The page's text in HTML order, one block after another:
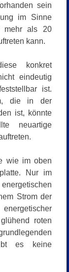
sein
im Sinne
mehr als 20
kann.
konkret
eindeutig
ist.
die in der
ist, könnte
neuartige
wie im oben
Nur im
Strom der
roten
es keine